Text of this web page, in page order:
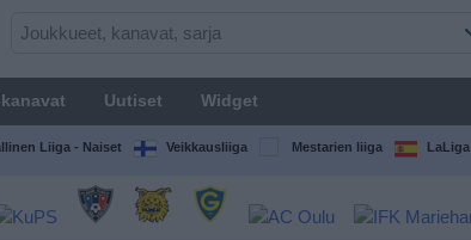
Uutiset Widget
Liiga - Naiset Veikkausliiga Mestarien liiga LaLiga